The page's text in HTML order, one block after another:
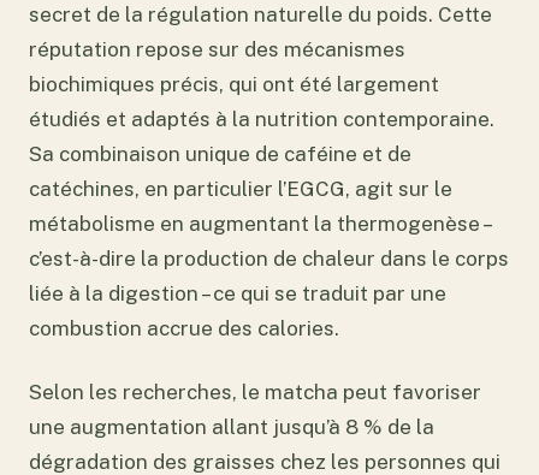
secret de la régulation naturelle du poids. Cette
réputation repose sur des mécanismes
biochimiques précis, qui ont été largement
étudiés et adaptés à la nutrition contemporaine.
Sa combinaison unique de caféine et de
catéchines, en particulier l’EGCG, agit sur le
métabolisme en augmentant la thermogenèse –
c’est-à-dire la production de chaleur dans le corps
liée à la digestion – ce qui se traduit par une
combustion accrue des calories.
Selon les recherches, le matcha peut favoriser
une augmentation allant jusqu’à 8 % de la
dégradation des graisses chez les personnes qui